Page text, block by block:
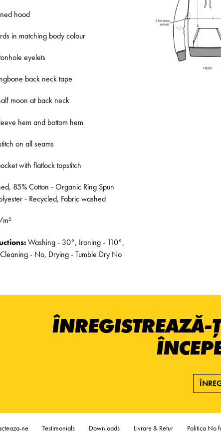
hood
in matching body colour
eyelets
back neck tape
moon at back neck
hem and bottom hem
on all seams
with flatlock topstitch
85% Cotton - Organic Ring Spun
- Recycled, Fabric washed
Washing - 30°, Ironing - 110°,
- No, Drying - Tumble Dry No
ÎNREGISTREAZĂ-
ne Testimonials Downloads Livrare & Retur Politica No